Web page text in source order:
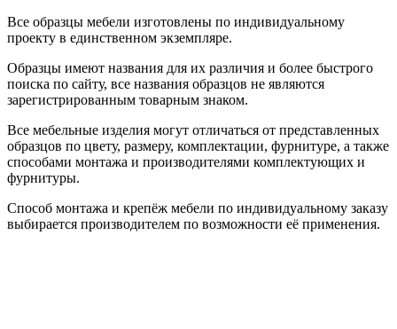
Все образцы мебели изготовлены по индивидуальному
проекту в единственном экземпляре.
Образцы имеют названия для их различия и более быстрого
поиска по сайту, все названия образцов не являются
зарегистрированным товарным знаком.
Все мебельные изделия могут отличаться от представленных
образцов по цвету, размеру, комплектации, фурнитуре, а также
способами монтажа и производителями комплектующих и
фурнитуры.
Способ монтажа и крепёж мебели по индивидуальному заказу
выбирается производителем по возможности её применения.